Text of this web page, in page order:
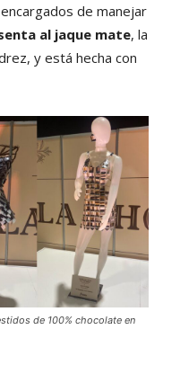
de manejar
al jaque mate, la
y está hecha con
de 100% chocolate en